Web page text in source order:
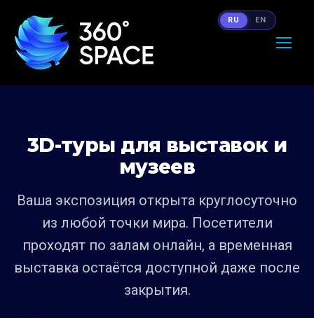
3D-туры для выставок и
музеев
Ваша экспозиция открыта круглосуточно
из любой точки мира. Посетители
проходят по залам онлайн, а временная
выставка остаётся доступной даже после
закрытия.
RU EN